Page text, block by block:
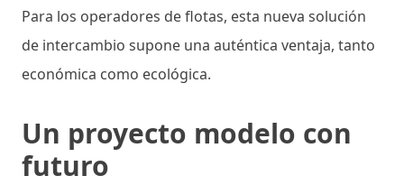
Para los operadores de flotas, esta nueva solución
de intercambio supone una auténtica ventaja, tanto
económica como ecológica.
Un proyecto modelo con
futuro